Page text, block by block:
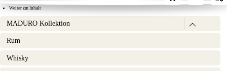
Weiter zm Inhalt
MADURO Kollektion
Grappa MADURO
Zigarren MADURO
Rum
Whisky